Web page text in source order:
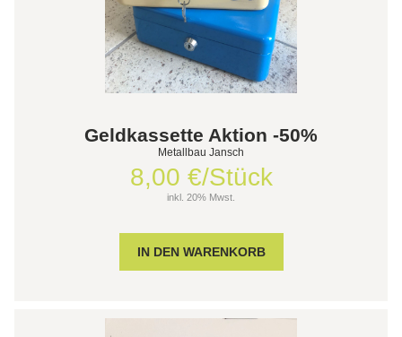
Geldkassette Aktion -50%
Metallbau Jansch
8,00 €/Stück
inkl. 20% Mwst.